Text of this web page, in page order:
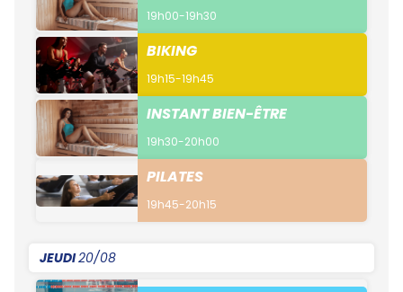
19h00-19h30
BIKING
19h15-19h45
INSTANT BIEN-ÊTRE
19h30-20h00
PILATES
19h45-20h15
JEUDI20/08